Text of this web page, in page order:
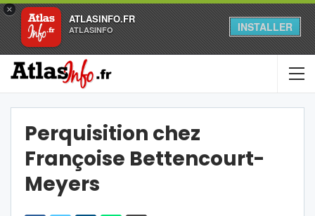
×
ATLASINFO.FR
ATLASINFO INSTALLER
Perquisition chez
Françoise Bettencourt-
Meyers